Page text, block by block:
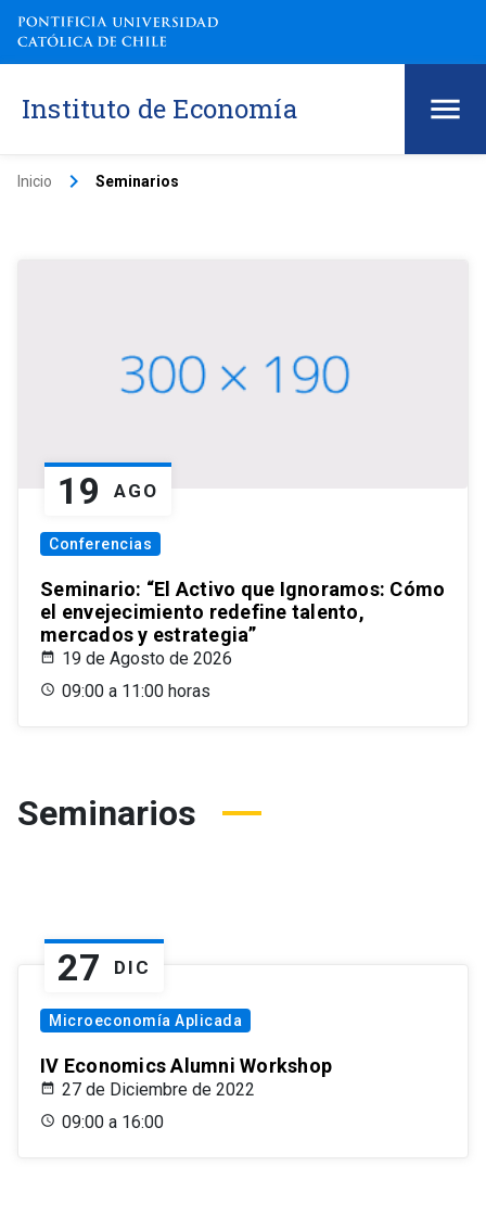
Instituto de Economía
Inicio keyboard_arrow_right Seminarios
19 AGO
Conferencias
Seminario: “El Activo que Ignoramos: Cómo
el envejecimiento redefine talento,
mercados y estrategia”
19 de Agosto de 2026
09:00 a 11:00 horas
Seminarios
27 DIC
Microeconomía Aplicada
IV Economics Alumni Workshop
27 de Diciembre de 2022
09:00 a 16:00